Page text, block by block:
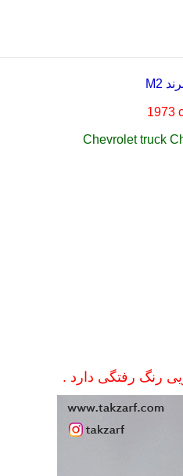
M2
1973
Chevrolet truck
رنگ رفتگی دارد .